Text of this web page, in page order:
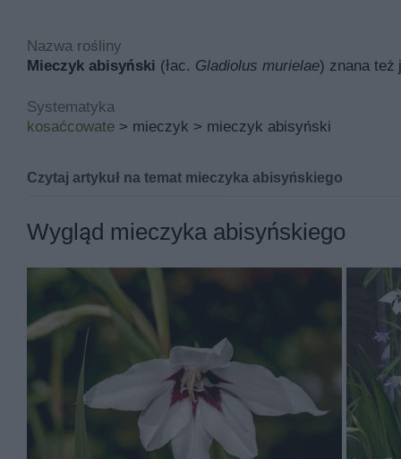
Nazwa rośliny
Mieczyk abisyński (łac. Gladiolus murielae) znana też
Systematyka
kosaćcowate > mieczyk > mieczyk abisyński
Czytaj artykuł na temat mieczyka abisyńskiego
Mieczyk abisyński znana pod łacińską nazwą
Jej miejsce pochodzenia to Afryka Wschodnia, a w
naturalny.
Podstawowymi walorami mieczyka abisyńskiego są
Gladiola rośnie rocznie od 60 do 110 cm i po 20
wzniesiony.
Gladiola ma kwiaty w kolorach takich jak biały które
Wygląd mieczyka abisyńskiego